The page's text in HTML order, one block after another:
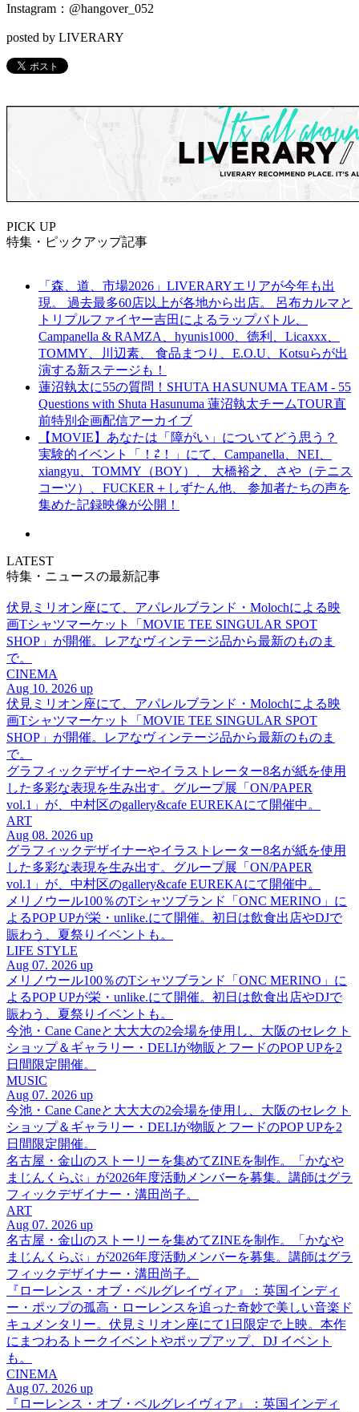
Instagram：@hangover_052
posted by LIVERARY
PICK UP
特集・ピックアップ記事
「森、道、市場2026」LIVERARYエリアが今年も出
現。 過去最多60店以上が各地から出店。 呂布カルマと
トリプルファイヤー吉田によるラップバトル、
Campanella & RAMZA、hyunis1000、徳利、Licaxxx、
TOMMY、川辺素、 食品まつり、E.O.U、Kotsuらが出
演する新ステージも！
蓮沼執太に55の質問！SHUTA HASUNUMA TEAM - 55
Questions with Shuta Hasunuma 蓮沼執太チームTOUR直
前特別企画配信アーカイブ
【MOVIE】あなたは「障がい」についてどう思う？
実験的イベント「！⇄！」にて、Campanella、NEI、
xiangyu、TOMMY（BOY）、 大橋裕之、さや（テニス
コーツ）、FUCKER＋しずたん他、 参加者たちの声を
集めた記録映像が公開！
LATEST
特集・ニュースの最新記事
伏見ミリオン座にて、アパレルブランド・Molochによる映
画Tシャツマーケット「MOVIE TEE SINGULAR SPOT
SHOP」が開催。レアなヴィンテージ品から最新のものま
で。
CINEMA
Aug 10. 2026 up
伏見ミリオン座にて、アパレルブランド・Molochによる映
画Tシャツマーケット「MOVIE TEE SINGULAR SPOT
SHOP」が開催。レアなヴィンテージ品から最新のものま
で。
グラフィックデザイナーやイラストレーター8名が紙を使用
した多彩な表現を生み出す。グループ展「ON/PAPER
vol.1」が、中村区のgallery&cafe EUREKAにて開催中。
ART
Aug 08. 2026 up
グラフィックデザイナーやイラストレーター8名が紙を使用
した多彩な表現を生み出す。グループ展「ON/PAPER
vol.1」が、中村区のgallery&cafe EUREKAにて開催中。
メリノウール100％のTシャツブランド「ONC MERINO」に
よるPOP UPが栄・unlike.にて開催。初日は飲食出店やDJで
賑わう、夏祭りイベントも。
LIFE STYLE
Aug 07. 2026 up
メリノウール100％のTシャツブランド「ONC MERINO」に
よるPOP UPが栄・unlike.にて開催。初日は飲食出店やDJで
賑わう、夏祭りイベントも。
今池・Cane Caneと大大大の2会場を使用し、大阪のセレクト
ショップ＆ギャラリー・DELIが物販とフードのPOP UPを2
日間限定開催。
MUSIC
Aug 07. 2026 up
今池・Cane Caneと大大大の2会場を使用し、大阪のセレクト
ショップ＆ギャラリー・DELIが物販とフードのPOP UPを2
日間限定開催。
名古屋・金山のストーリーを集めてZINEを制作。「かなや
まじんくらぶ」が2026年度活動メンバーを募集。講師はグラ
フィックデザイナー・溝田尚子。
ART
Aug 07. 2026 up
名古屋・金山のストーリーを集めてZINEを制作。「かなや
まじんくらぶ」が2026年度活動メンバーを募集。講師はグラ
フィックデザイナー・溝田尚子。
『ローレンス・オブ・ベルグレイヴィア』：英国インディ
ー・ポップの孤高・ローレンスを追った奇妙で美しい音楽ド
キュメンタリー。伏見ミリオン座にて1日限定で上映。本作
にまつわるトークイベントやポップアップ、DJ イベント
も。
CINEMA
Aug 07. 2026 up
『ローレンス・オブ・ベルグレイヴィア』：英国インディ